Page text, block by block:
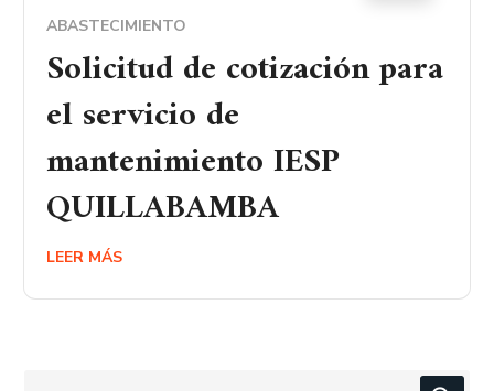
ABASTECIMIENTO
Solicitud de cotización para
el servicio de
mantenimiento IESP
QUILLABAMBA
LEER MÁS